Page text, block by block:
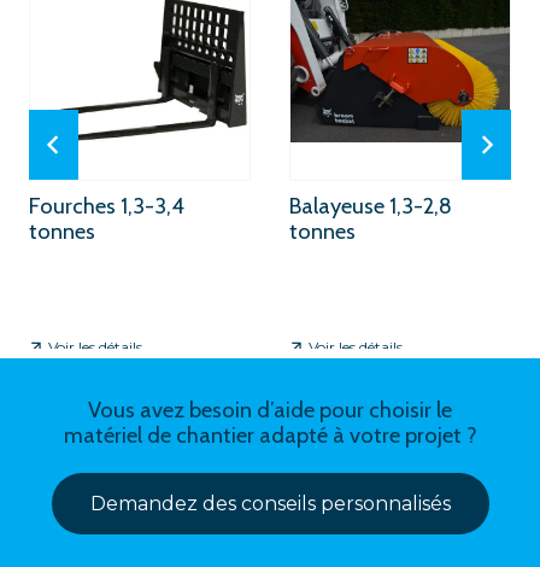
Fourches 1,3-3,4
tonnes
Voir les détails
Balayeuse 1,3-2,8
tonnes
Voir les détails
Vous avez besoin d’aide pour choisir le
matériel de chantier adapté à votre projet ?
Demandez des conseils personnalisés